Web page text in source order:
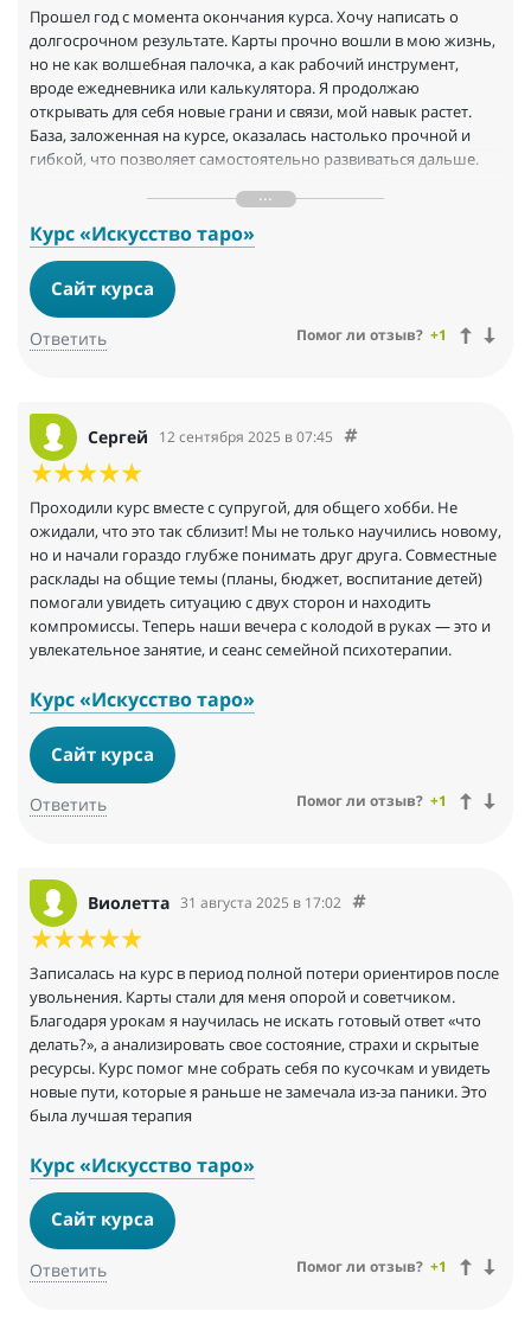
Прошел год с момента окончания курса. Хочу написать о
долгосрочном результате. Карты прочно вошли в мою жизнь,
но не как волшебная палочка, а как рабочий инструмент,
вроде ежедневника или калькулятора. Я продолжаю
открывать для себя новые грани и связи, мой навык растет.
База, заложенная на курсе, оказалась настолько прочной и
гибкой, что позволяет самостоятельно развиваться дальше.
инвестиция в навык, который служит тебе годами
Курс «Искусство таро»
Сайт курса
Ответить Помог ли отзыв? +1
Сергей 12 сентября 2025 в 07:45
Проходили курс вместе с супругой, для общего хобби. Не
ожидали, что это так сблизит! Мы не только научились новому,
но и начали гораздо глубже понимать друг друга. Совместные
расклады на общие темы (планы, бюджет, воспитание детей)
помогали увидеть ситуацию с двух сторон и находить
компромиссы. Теперь наши вечера с колодой в руках — это и
увлекательное занятие, и сеанс семейной психотерапии.
Курс «Искусство таро»
Сайт курса
Ответить Помог ли отзыв? +1
Виолетта 31 августа 2025 в 17:02
Записалась на курс в период полной потери ориентиров после
увольнения. Карты стали для меня опорой и советчиком.
Благодаря урокам я научилась не искать готовый ответ «что
делать?», а анализировать свое состояние, страхи и скрытые
ресурсы. Курс помог мне собрать себя по кусочкам и увидеть
новые пути, которые я раньше не замечала из-за паники. Это
была лучшая терапия
Курс «Искусство таро»
Сайт курса
Ответить Помог ли отзыв? +1